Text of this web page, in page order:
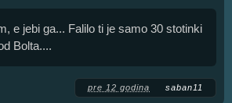
e jebi ga... Falilo ti je samo 30 stotinki
Bolta....
pre 12 godina saban11